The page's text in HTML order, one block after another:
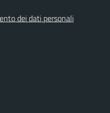
dei dati personali